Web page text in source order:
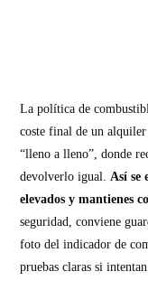
La política de
coste final de un
“lleno a lleno”, donde
devolverlo igual.Así se
elevados y mantienes
seguridad, conviene
foto del indicador de
pruebas claras si